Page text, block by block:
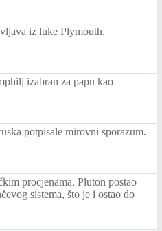
iz luke Plymouth.
izabran za papu kao
potpisale mirovni sporazum.
procjenama, Pluton postao
sistema, što je i ostao do